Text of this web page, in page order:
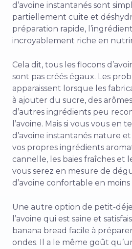
d’avoine instantanés sont
partiellement cuite et
préparation rapide,
incroyablement riche en
Cela dit, tous les flocons
sont pas créés égaux. Les
apparaissent lorsque les
à ajouter du sucre, des
d’autres ingrédients peu
l’avoine. Mais si vous vous en
d’avoine instantanés nature
vos propres ingrédients
cannelle, les baies fraîches et
vous serez en mesure de
d’avoine confortable en
Une autre option de petit-
l’avoine qui est saine et
banana bread facile à
ondes. Il a le même goût